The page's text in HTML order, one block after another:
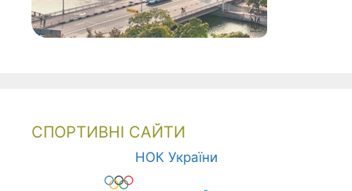
СПОРТИВНІ САЙТИ
НОК України